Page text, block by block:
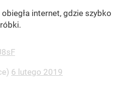
internet, gdzie szybko
6 lutego 2019